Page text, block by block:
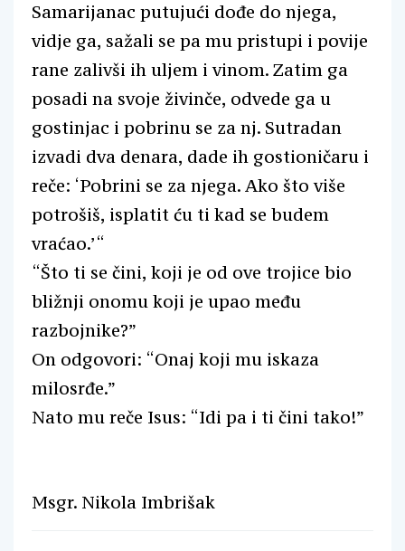
Samarijanac putujući dođe do njega,
vidje ga, sažali se pa mu pristupi i povije
rane zalivši ih uljem i vinom. Zatim ga
posadi na svoje živinče, odvede ga u
gostinjac i pobrinu se za nj. Sutradan
izvadi dva denara, dade ih gostioničaru i
reče: ‘Pobrini se za njega. Ako što više
potrošiš, isplatit ću ti kad se budem
vraćao.’“
“Što ti se čini, koji je od ove trojice bio
bližnji onomu koji je upao među
razbojnike?”
On odgovori: “Onaj koji mu iskaza
milosrđe.”
Nato mu reče Isus: “Idi pa i ti čini tako!”
Msgr. Nikola Imbrišak